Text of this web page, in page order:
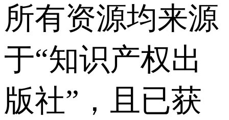
所有资源均来源
于“知识产权出
版社”，且已获